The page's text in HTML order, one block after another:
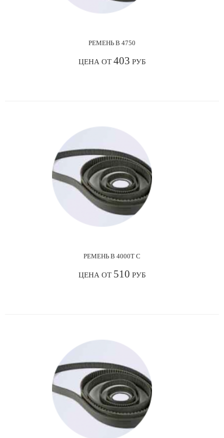
РЕМЕНЬ В 4750
ЦЕНА ОТ 403 РУБ
РЕМЕНЬ В 4000Т С
ЦЕНА ОТ 510 РУБ